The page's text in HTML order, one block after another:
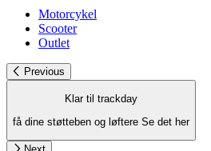
Motorcykel
Scooter
Outlet
Previous
Klar til trackday
få dine støtteben og løftere Se det her